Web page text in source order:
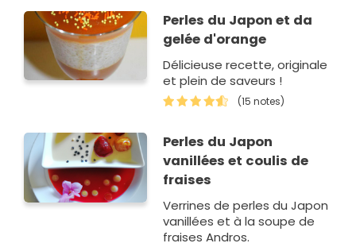
un bonheur pour les papille…
Perles du Japon et da
gelée d'orange
Délicieuse recette, originale
et plein de saveurs !
(15 notes)
Perles du Japon
vanillées et coulis de
fraises
Verrines de perles du Japon
vanillées et à la soupe de
fraises Andros.